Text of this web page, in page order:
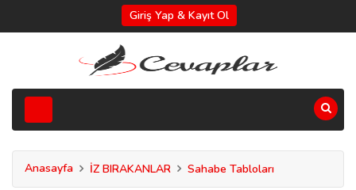
Giriş Yap & Kayıt Ol
Anasayfa İZ BIRAKANLAR Sahabe Tabloları